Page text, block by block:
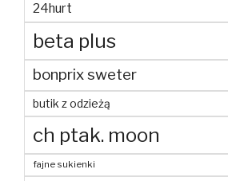
24hurt
beta plus
bonprix sweter
butik z odzieżą
ch ptak. moon
fajne sukienki